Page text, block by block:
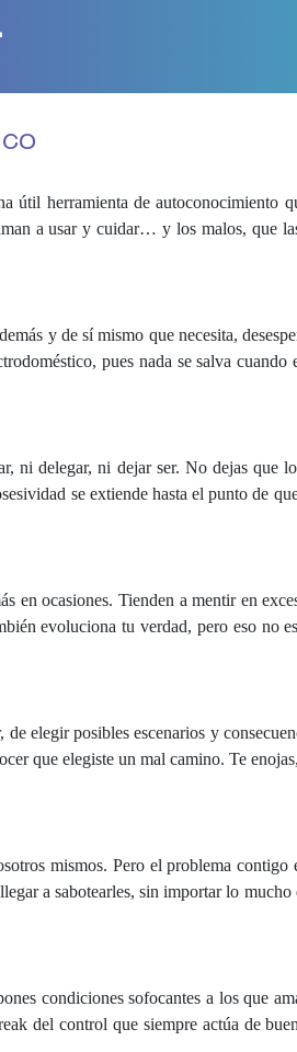
útil herramienta de autoconocimiento
a usar y cuidar… y los malos, que
y de sí mismo que necesita,
pues nada se salva
ni delegar, ni dejar ser. No dejas que
se extiende hasta el punto de
en ocasiones. Tienden a mentir en
evoluciona tu verdad, pero eso no
elegir posibles escenarios y
que elegiste un mal camino. Te
mismos. Pero el problema contigo
a sabotearles, sin importar lo mucho
condiciones sofocantes a los que
del control que siempre actúa de